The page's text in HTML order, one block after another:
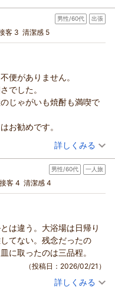
るのが清里町の魅力でも
お楽しみいただけます。
いませ。
】朝食おにぎり弁当プラン ≪
/税込)
き、誠に有難うござい
お礼申し上げます。
こと心より嬉しく思い
分、釧路空港から2時間
摩周湖などなど道東を代
さいませ。
ります。
男性/60代 出張
客 3 清潔感 5
便がありません。
でした。
じゃがいも焼酎も満喫で
お勧めです。
（投稿日：2026/03/07）
シングル 食事なし
/税込)
に有難うございます。ま
し上げます。滞在中は
ございます。これから
努力してまいります。又
待ちしています。
詳しくみる
男性/60代 一人旅
接客 4 清潔感 4
は違う。大浴場は日帰り
てない。残念だったの
に取ったのは三品程。
（投稿日：2026/02/21）
詳しくみる